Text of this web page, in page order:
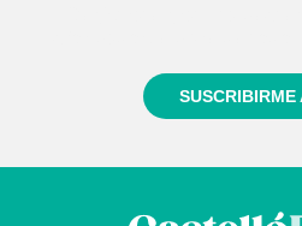
SUSCRIBIRME